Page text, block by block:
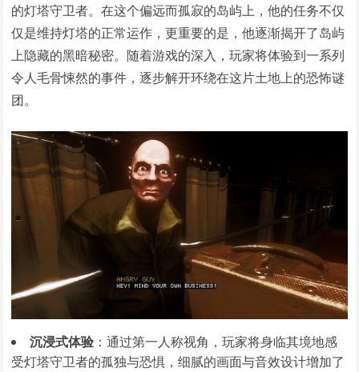
的灯塔守卫者。在这个偏远而孤寂的岛屿上，他的任务不仅
仅是维持灯塔的正常运作，更重要的是，他逐渐揭开了岛屿
上隐藏的黑暗秘密。随着游戏的深入，玩家将体验到一系列
令人毛骨悚然的事件，逐步解开环绕在这片土地上的恐怖谜
团。
沉浸式体验 ：通过第一人称视角，玩家将身临其境地感
受灯塔守卫者的孤独与恐惧，细腻的画面与音效设计增加了